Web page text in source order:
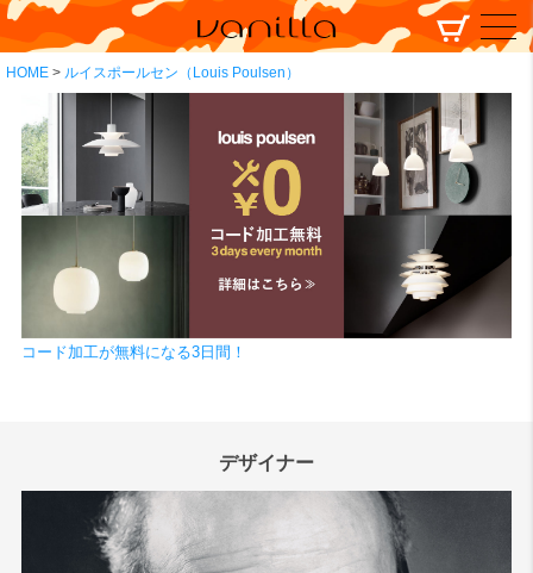
HOME ルイスポールセン（Louis Poulsen）
コード加工が無料になる3日間！
デザイナー